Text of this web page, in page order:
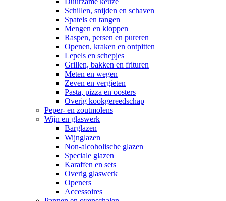
Schillen, snijden en schaven
Spatels en tangen
Mengen en kloppen
Raspen, persen en pureren
Openen, kraken en ontpitten
Lepels en schepjes
Grillen, bakken en frituren
Meten en wegen
Zeven en vergieten
Pasta, pizza en oosters
Overig kookgereedschap
Peper- en zoutmolens
Wijn en glaswerk
Barglazen
Wijnglazen
Non-alcoholische glazen
Speciale glazen
Karaffen en sets
Overig glaswerk
Openers
Accessoires